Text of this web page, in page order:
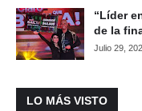
“Líder
de la
Julio 29,
LO MÁS VISTO